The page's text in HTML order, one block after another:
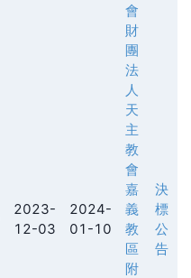
2023-
12-03
2024-
01-10
會
財
團
法
人
天
主
教
會
嘉
義
教
區
附
決
標
公
告